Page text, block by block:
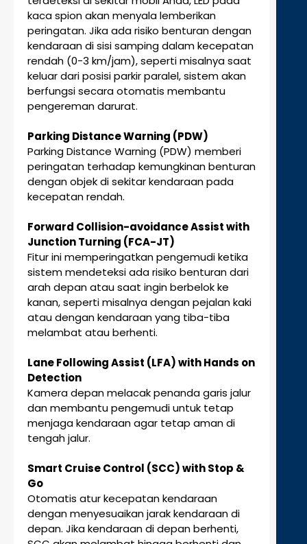
kaca spion akan menyala lemberikan
peringatan. Jika ada risiko benturan dengan
kendaraan di sisi samping dalam kecepatan
rendah (0-3 km/jam), seperti misalnya saat
keluar dari posisi parkir paralel, sistem akan
berfungsi secara otomatis membantu
pengereman darurat.
Parking Distance Warning (PDW)
Parking Distance Warning (PDW) memberi
peringatan terhadap kemungkinan benturan
dengan objek di sekitar kendaraan pada
kecepatan rendah.
Forward Collision-avoidance Assist with
Junction Turning (FCA-JT)
Fitur ini memperingatkan pengemudi ketika
sistem mendeteksi ada risiko benturan dari
arah depan atau saat ingin berbelok ke
kanan, seperti misalnya dengan pejalan kaki
atau dengan kendaraan yang tiba-tiba
melambat atau berhenti.
Lane Following Assist (LFA) with Hands on
Detection
Kamera depan melacak penanda garis jalur
dan membantu pengemudi untuk tetap
menjaga kendaraan agar tetap aman di
tengah jalur.
Smart Cruise Control (SCC) with Stop &
Go
Otomatis atur kecepatan kendaraan
dengan menyesuaikan jarak kendaraan di
depan. Jika kendaraan di depan berhenti,